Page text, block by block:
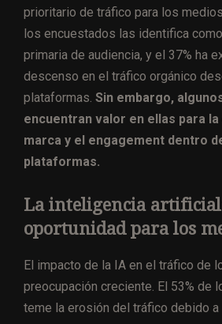
prioritario de tráfico para los
los encuestados las identifica
primaria de audiencia, y el 37% ha
descenso en el tráfico orgánico
plataformas. Sin embargo,
encuentran valor en ellas para
marca y el engagement dentro
plataformas.
La inteligencia
oportunidad para los
El impacto de la IA en el tráfico de
preocupación creciente. El 53% de
teme la erosión del tráfico debido